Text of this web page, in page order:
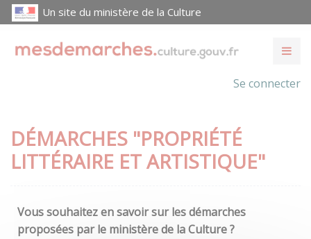
Un site du ministère de la Culture
Se connecter
DÉMARCHES "PROPRIÉTÉ
LITTÉRAIRE ET ARTISTIQUE"
Vous souhaitez en savoir sur les démarches
proposées par le ministère de la Culture ?